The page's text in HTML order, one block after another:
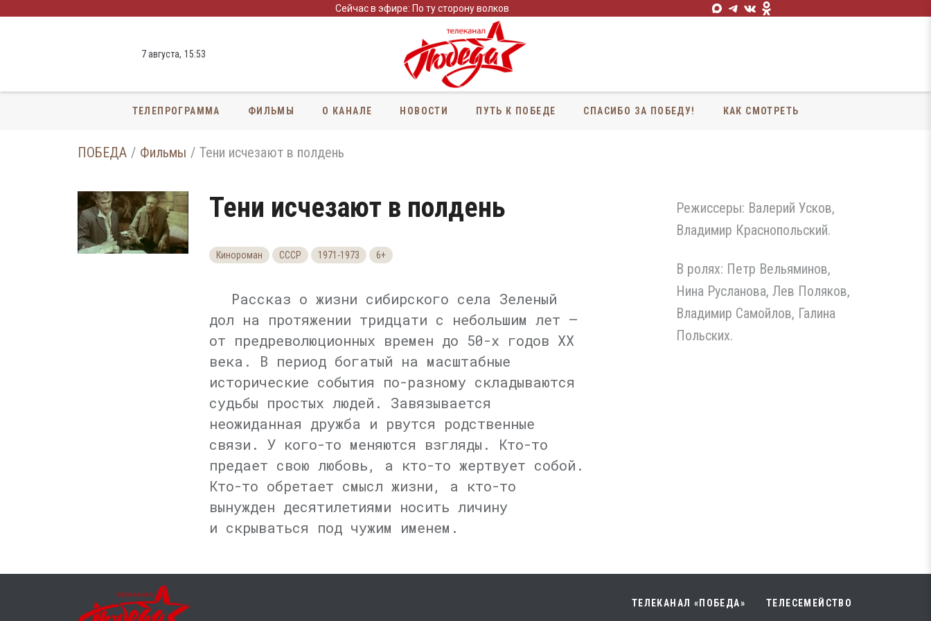
Сейчас в эфире: По ту сторону волков
7 августа, 15:53
ТЕЛЕПРОГРАММА ФИЛЬМЫ О КАНАЛЕ НОВОСТИ ПУТЬ К ПОБЕДЕ СПАСИБО ЗА ПОБЕДУ! КАК СМОТРЕТЬ
ПОБЕДА Фильмы Тени исчезают в полдень
Тени исчезают в полдень
Кинороман СССР 1971-1973 6+
Рассказ о жизни сибирского села Зеленый
дол на протяжении тридцати с небольшим лет —
от предреволюционных времен до 50-х годов XX
века. В период богатый на масштабные
исторические события по-разному складываются
судьбы простых людей. Завязывается
неожиданная дружба и рвутся родственные
связи. У кого-то меняются взгляды. Кто-то
предает свою любовь, а кто-то жертвует собой.
Кто-то обретает смысл жизни, а кто-то
вынужден десятилетиями носить личину
и скрываться под чужим именем.
Режиссеры: Валерий Усков,
Владимир Краснопольский.
В ролях: Петр Вельяминов,
Нина Русланова, Лев Поляков,
Владимир Самойлов, Галина
Польских.
ТЕЛЕКАНАЛ «ПОБЕДА» ТЕЛЕСЕМЕЙСТВО